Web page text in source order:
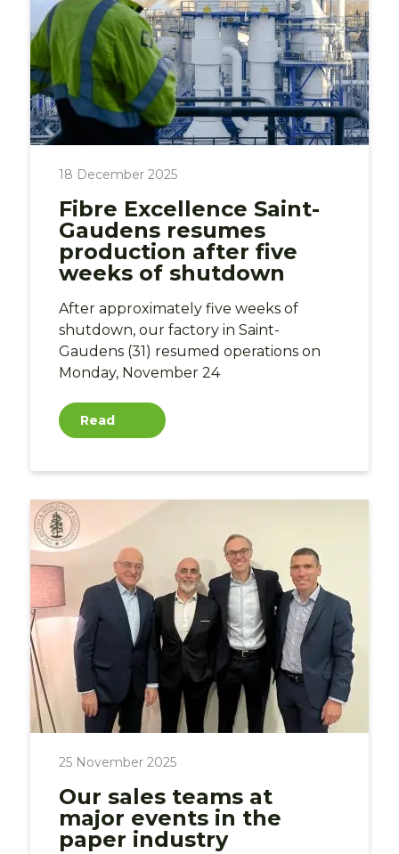
18 December 2025
Fibre Excellence Saint-
Gaudens resumes
production after five
weeks of shutdown
After approximately five weeks of
shutdown, our factory in Saint-
Gaudens (31) resumed operations on
Monday, November 24
Read
25 November 2025
Our sales teams at
major events in the
paper industry